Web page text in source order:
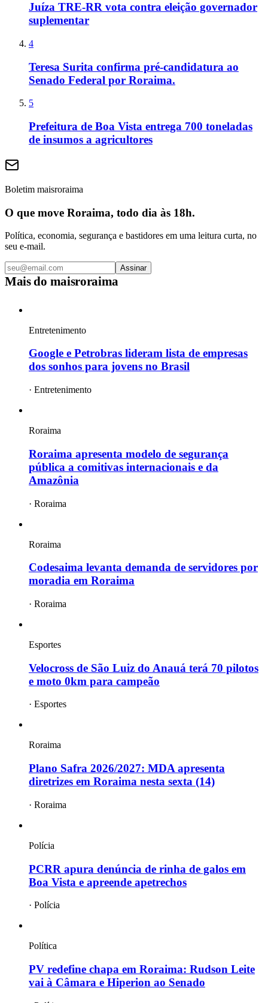
Juíza TRE-RR vota contra eleição governador
suplementar
4
Teresa Surita confirma pré-candidatura ao
Senado Federal por Roraima.
5
Prefeitura de Boa Vista entrega 700 toneladas
de insumos a agricultores
Boletim maisroraima
O que move Roraima, todo dia às 18h.
Política, economia, segurança e bastidores em uma leitura curta, no
seu e-mail.
Assinar
Mais do maisroraima
Entretenimento
Google e Petrobras lideram lista de empresas
dos sonhos para jovens no Brasil
· Entretenimento
Roraima
Roraima apresenta modelo de segurança
pública a comitivas internacionais e da
Amazônia
· Roraima
Roraima
Codesaima levanta demanda de servidores por
moradia em Roraima
· Roraima
Esportes
Velocross de São Luiz do Anauá terá 70 pilotos
e moto 0km para campeão
· Esportes
Roraima
Plano Safra 2026/2027: MDA apresenta
diretrizes em Roraima nesta sexta (14)
· Roraima
Polícia
PCRR apura denúncia de rinha de galos em
Boa Vista e apreende apetrechos
· Polícia
Política
PV redefine chapa em Roraima: Rudson Leite
vai à Câmara e Hiperion ao Senado